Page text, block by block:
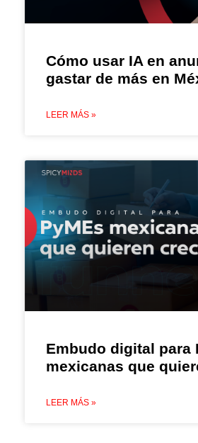
Cómo usar IA en
gastar de más en
LEER MÁS »
Embudo digital para
mexicanas que
LEER MÁS »